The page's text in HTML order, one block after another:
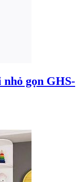
gọn GHS-